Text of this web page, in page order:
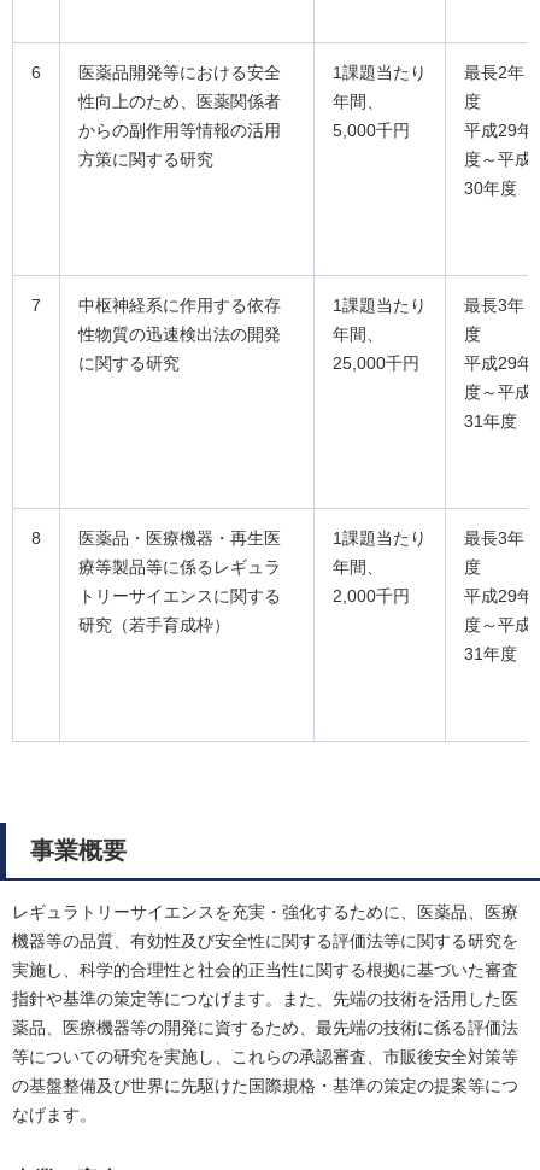
6
医薬品開発等における安全
性向上のため、医薬関係者
からの副作用等情報の活用
方策に関する研究
1課題当たり
年間、
5,000千円
最長2年
度
平成29年
度～平成
30年度
7
中枢神経系に作用する依存
性物質の迅速検出法の開発
に関する研究
1課題当たり
年間、
25,000千円
最長3年
度
平成29年
度～平成
31年度
8
医薬品・医療機器・再生医
療等製品等に係るレギュラ
トリーサイエンスに関する
研究（若手育成枠）
1課題当たり
年間、
2,000千円
最長3年
度
平成29年
度～平成
31年度
事業概要
レギュラトリーサイエンスを充実・強化するために、医薬品、医療
機器等の品質、有効性及び安全性に関する評価法等に関する研究を
実施し、科学的合理性と社会的正当性に関する根拠に基づいた審査
指針や基準の策定等につなげます。また、先端の技術を活用した医
薬品、医療機器等の開発に資するため、最先端の技術に係る評価法
等についての研究を実施し、これらの承認審査、市販後安全対策等
の基盤整備及び世界に先駆けた国際規格・基準の策定の提案等につ
なげます。